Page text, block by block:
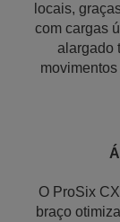
locais,
com cargas
alargado
O ProSix
braço